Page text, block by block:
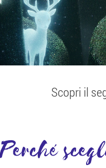
Scopri il
Perché